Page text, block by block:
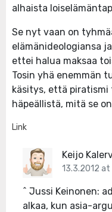
alhaista
Se nyt vaan on
elämänideologiansa
ettei halua maksaa
Tosin yhä enemmän
käsitys, että piratismi
häpeällistä, mitä se
Link
Keijo
13.3.2012
^ Jussi Keinonen:
alkaa, kun asia-